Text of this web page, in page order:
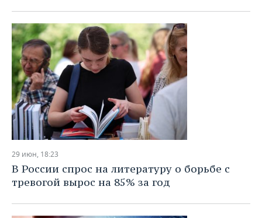
29 июн, 18:23
В России спрос на литературу о борьбе с
тревогой вырос на 85% за год